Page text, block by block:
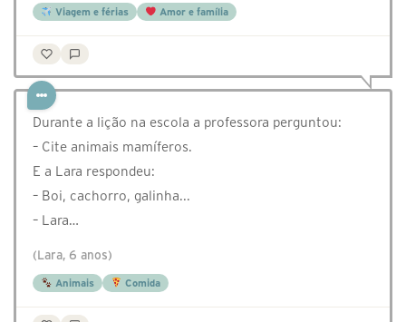
Viagem e férias Amor e família
Durante a lição na escola a professora perguntou:
– Cite animais mamíferos.
E a Lara respondeu:
– Boi, cachorro, galinha...
– Lara…
(Lara, 6 anos)
Animais Comida